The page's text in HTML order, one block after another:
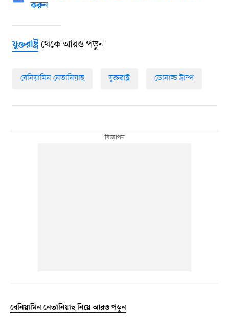
করুন
যুক্তরাষ্ট্রথেকে আরও পড়ুন
বেনিয়ামিন নেতানিয়াহু যুক্তরাষ্ট্র ডোনাল্ড ট্রাম্প
বেনিয়ামিন নেতানিয়াহু নিয়ে আরও পড়ুন